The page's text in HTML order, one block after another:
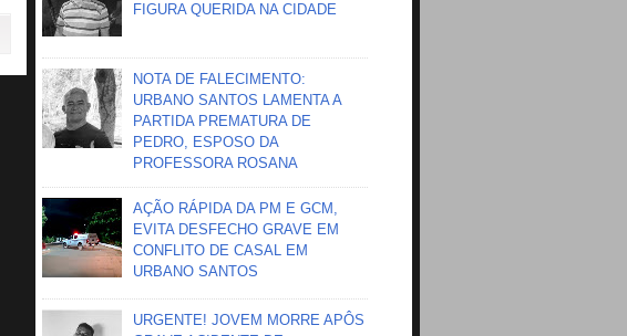
FIGURA QUERIDA NA CIDADE
NOTA DE FALECIMENTO:
URBANO SANTOS LAMENTA A
PARTIDA PREMATURA DE
PEDRO, ESPOSO DA
PROFESSORA ROSANA
AÇÃO RÁPIDA DA PM E GCM,
EVITA DESFECHO GRAVE EM
CONFLITO DE CASAL EM
URBANO SANTOS
URGENTE! JOVEM MORRE APÔS